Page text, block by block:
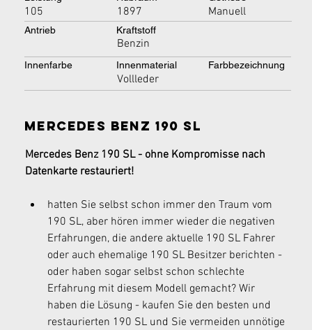
105 1897 Manuell
Antrieb Kraftstoff
Benzin
Innenfarbe Innenmaterial
Vollleder
Farbbezeichnung
Mercedes Benz 190 SL
Mercedes Benz 190 SL - ohne Kompromisse nach
Datenkarte restauriert!
hatten Sie selbst schon immer den Traum vom
190 SL, aber hören immer wieder die negativen
Erfahrungen, die andere aktuelle 190 SL Fahrer
oder auch ehemalige 190 SL Besitzer berichten -
oder haben sogar selbst schon schlechte
Erfahrung mit diesem Modell gemacht? Wir
haben die Lösung - kaufen Sie den besten und
restaurierten 190 SL und Sie vermeiden unnötige